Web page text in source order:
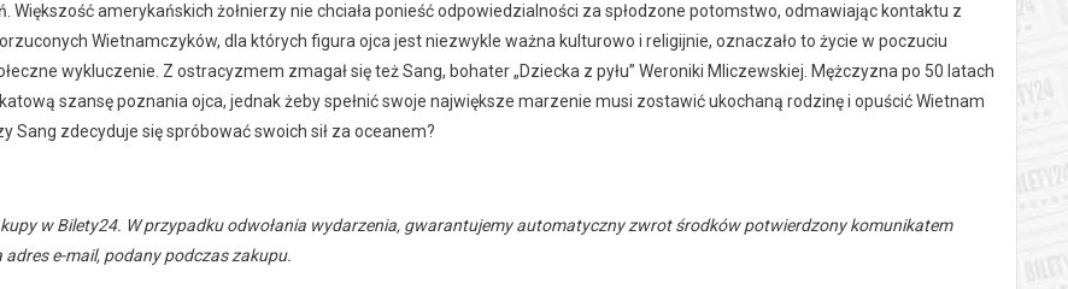
Większość amerykańskich żołnierzy nie chciała ponieść odpowiedzialności za spłodzone potomstwo, odmawiając kontaktu z
Wietnamczyków, dla których figura ojca jest niezwykle ważna kulturowo i religijnie, oznaczało to życie w poczuciu
wykluczenie. Z ostracyzmem zmagał się też Sang, bohater „Dziecka z pyłu” Weroniki Mliczewskiej. Mężczyzna po 50 latach
szansę poznania ojca, jednak żeby spełnić swoje największe marzenie musi zostawić ukochaną rodzinę i opuścić Wietnam
Sang zdecyduje się spróbować swoich sił za oceanem?
w Bilety24. W przypadku odwołania wydarzenia, gwarantujemy automatyczny zwrot środków potwierdzony komunikatem
adres e-mail, podany podczas zakupu.